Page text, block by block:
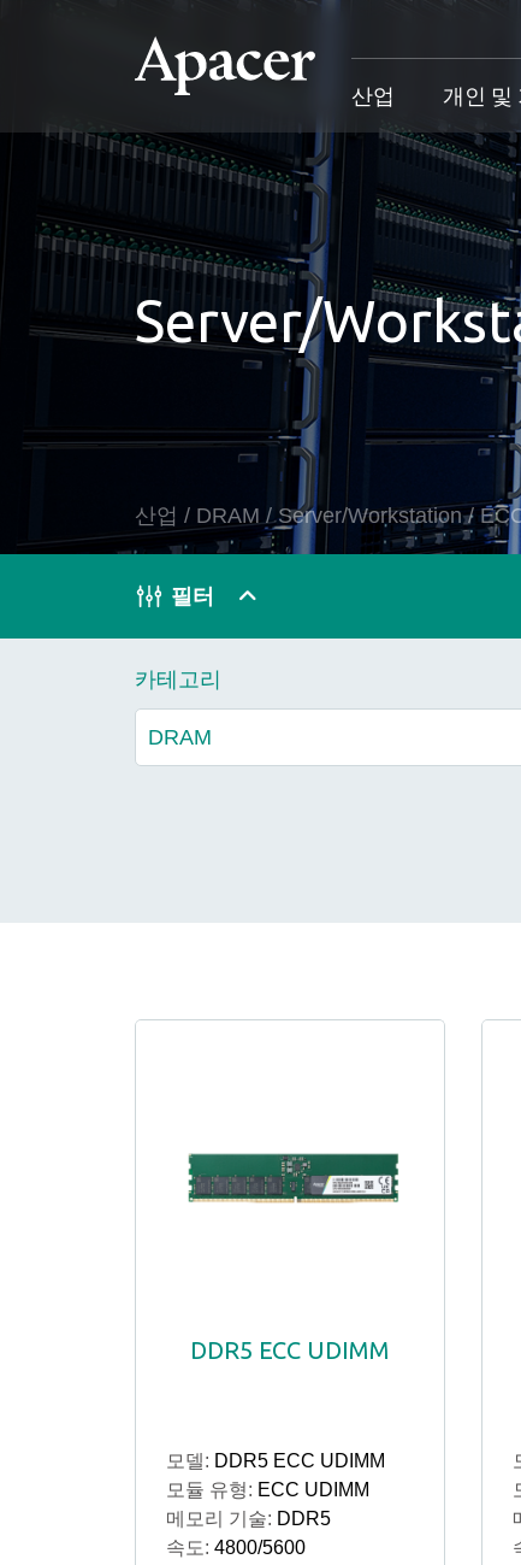
산업
산업 개요
SSD
애플리케이션
성공 사례
기술
개인 및
개인 및 기업
개인 및 기업 개요
개인 제품
비즈니스 제품
Blog
Gaming 개요
Gaming 제품
지원
산업 솔루
개인 및
Gaming
고객 서비
Server/
산업 / DRAM /Server/Workstation/
필터
카테고리
DDR5 ECC UDIMM
모델: DDR5 ECC UDIMM
모듈 유형: ECC UDIMM
메모리 기술: DDR5
속도: 4800/5600